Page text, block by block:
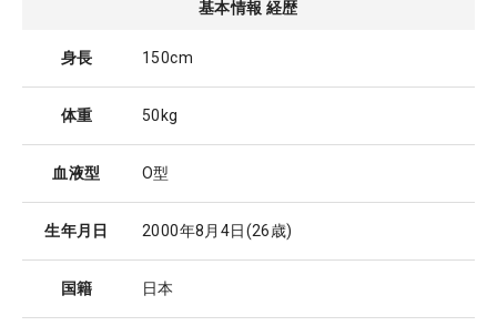
基本情報 経歴
身長 150cm
体重 50kg
血液型 O型
生年月日 2000年8月4日(26歳)
国籍 日本